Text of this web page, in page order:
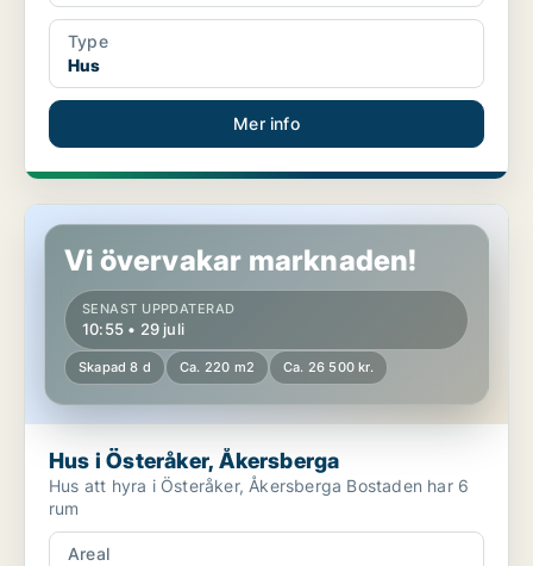
Type
Hus
Mer info
Hus i Österåker, Åkersberga
Vi övervakar marknaden!
SENAST UPPDATERAD
10:55 • 29 juli
Skapad 8 d Ca. 220 m2 Ca. 26 500 kr.
Hus i Österåker, Åkersberga
Hus att hyra i Österåker, Åkersberga Bostaden har 6
rum
Areal